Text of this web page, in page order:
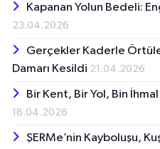
Kapanan Yolun Bedeli:
23.04.2026
Gerçekler Kaderle
Damarı Kesildi 21.04.2026
Bir Kent, Bir Yol, Bin İhmal
18.04.2026
ŞERMe’nin Kayboluşu,